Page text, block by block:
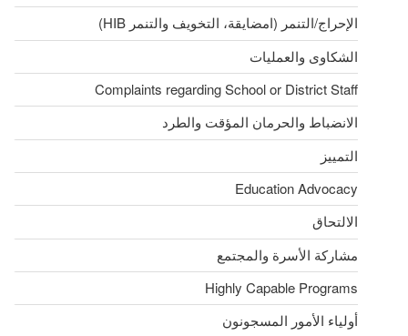
الإحراج/التنمر (امضايقة، التخويف والتنمر HIB)
الشكاوى والعمليات
Complaints regarding School or District Staff
الانضباط والحرمان المؤقت والطرد
التمييز
Education Advocacy
الالتحاق
مشاركة الأسرة والمجتمع
Highly Capable Programs
أولياء الأمور المسجونون